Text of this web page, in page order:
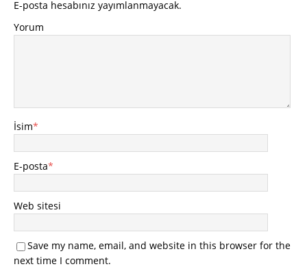
E-posta hesabınız yayımlanmayacak.
Yorum
İsim*
E-posta*
Web sitesi
Save my name, email, and website in this browser for the
next time I comment.